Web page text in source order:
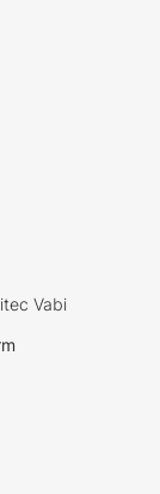
Vabi